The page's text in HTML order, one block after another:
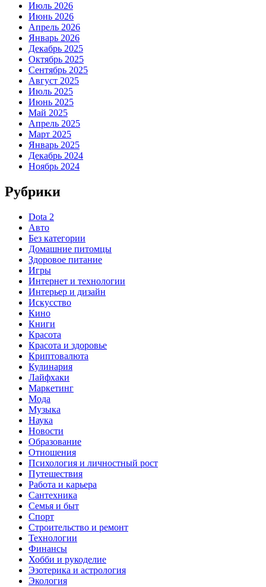
Июль 2026
Июнь 2026
Апрель 2026
Январь 2026
Декабрь 2025
Октябрь 2025
Сентябрь 2025
Август 2025
Июль 2025
Июнь 2025
Май 2025
Апрель 2025
Март 2025
Январь 2025
Декабрь 2024
Ноябрь 2024
Рубрики
Dota 2
Авто
Без категории
Домашние питомцы
Здоровое питание
Игры
Интернет и технологии
Интерьер и дизайн
Искусство
Кино
Книги
Красота
Красота и здоровье
Криптовалюта
Кулинария
Лайфхаки
Маркетинг
Мода
Музыка
Наука
Новости
Образование
Отношения
Психология и личностный рост
Путешествия
Работа и карьера
Сантехника
Семья и быт
Спорт
Строительство и ремонт
Технологии
Финансы
Хобби и рукоделие
Эзотерика и астрология
Экология